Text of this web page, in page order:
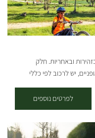
וסביבתו מגוונות.
עם הסברים מפורטים. עליה
כמובן שניתן לצאת
מסלולים ברגל, ברכב
באזור. בפארק שבילי
טבעתיים האחד מסומן
ובאחריות. חלק
יש לרכוב לפי כללי
הטיול: נקודות עניין בדרך:
התחמושת של חייל
הפריחה רכיבה בין מרבדי
רבים נוספים מגדל קק"ל.
לפרטים נוספים